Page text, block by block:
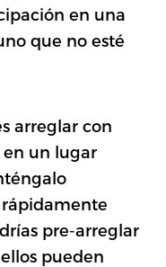
en una
que no esté
arreglar con
un lugar
rápidamente
pre-arreglar
pueden